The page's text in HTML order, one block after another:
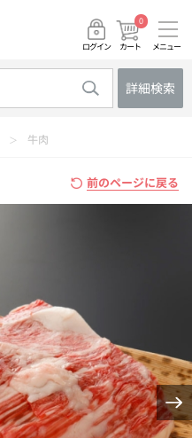
ログイン カート
0
メニュー
詳細検索
＞ 牛肉
前のページに戻る